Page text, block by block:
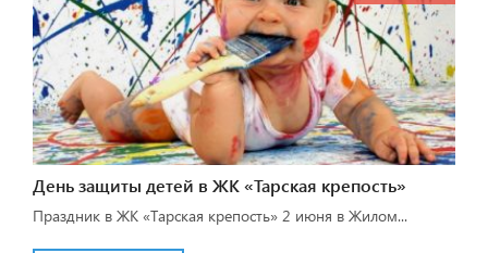
День защиты детей в ЖК «Тарская крепость»
Праздник в ЖК «Тарская крепость» 2 июня в Жилом...